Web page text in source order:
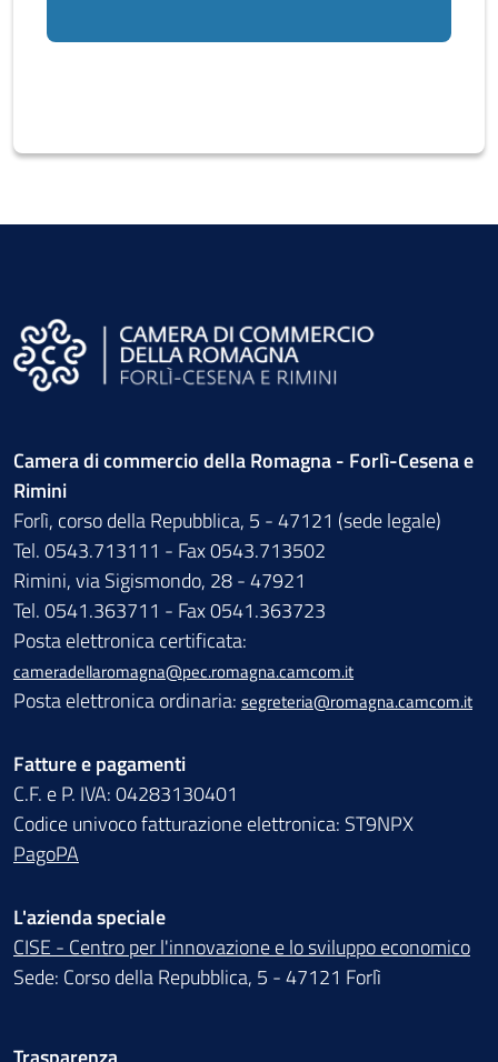
Camera di commercio della Romagna - Forlì-Cesena e
Rimini
Forlì, corso della Repubblica, 5 - 47121 (sede legale)
Tel. 0543.713111 - Fax 0543.713502
Rimini, via Sigismondo, 28 - 47921
Tel. 0541.363711 - Fax 0541.363723
Posta elettronica certificata:
cameradellaromagna@pec.romagna.camcom.it
Posta elettronica ordinaria: segreteria@romagna.camcom.it
Fatture e pagamenti
C.F. e P. IVA: 04283130401
Codice univoco fatturazione elettronica: ST9NPX
PagoPA
L'azienda speciale
CISE - Centro per l'innovazione e lo sviluppo economico
Sede: Corso della Repubblica, 5 - 47121 Forlì